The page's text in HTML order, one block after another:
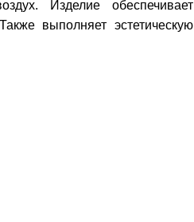
Изделие обеспечивает
выполняет эстетическую